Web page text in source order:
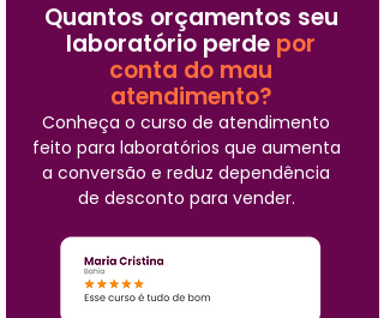
Quantos orçamentos seu
laboratório perde por
conta do mau
atendimento?
Conheça o curso de atendimento
feito para laboratórios que aumenta
a conversão e reduz dependência
de desconto para vender.